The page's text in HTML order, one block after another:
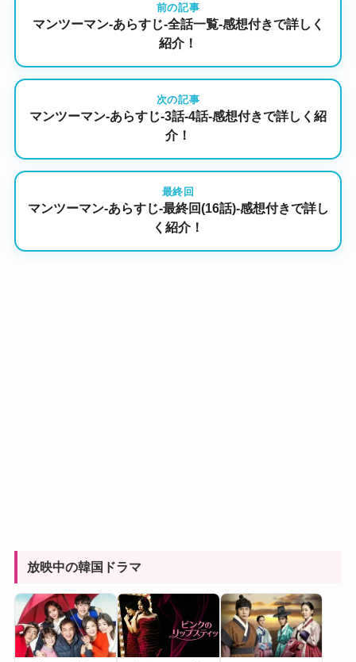
前の記事
マンツーマン-あらすじ-全話一覧-感想付きで詳しく
紹介！
次の記事
マンツーマン-あらすじ-3話-4話-感想付きで詳しく紹
介！
最終回
マンツーマン-あらすじ-最終回(16話)-感想付きで詳し
く紹介！
放映中の韓国ドラマ